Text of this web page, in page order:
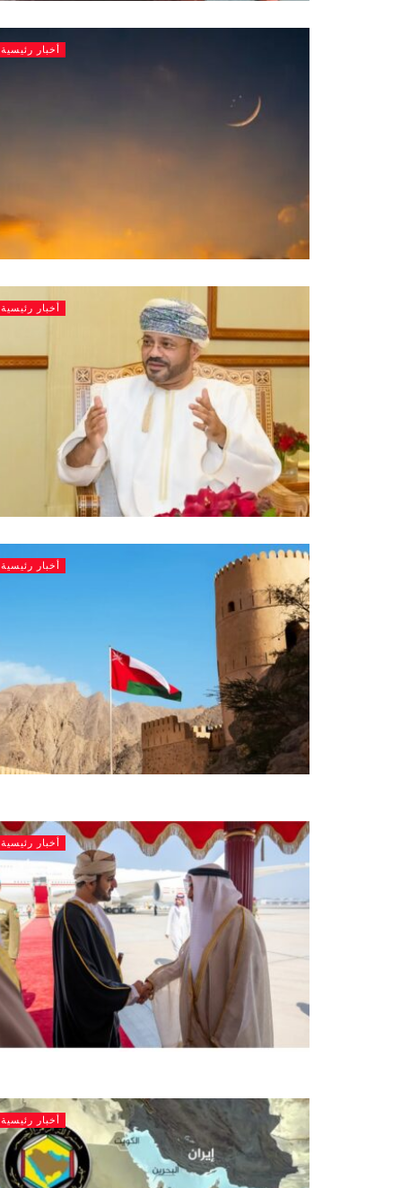
أخبار رئيسية
أخبار رئيسية
أخبار رئيسية
أخبار رئيسية
أخبار رئيسية